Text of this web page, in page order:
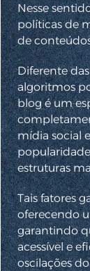
Nesse
políticas de
de
Diferente
algoritmos
blog é um
mídia social
estruturas
Tais fatores
oferecendo
garantindo
acessível e
oscilações